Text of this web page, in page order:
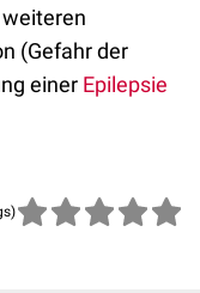
(Gefahr der
einer Epilepsie